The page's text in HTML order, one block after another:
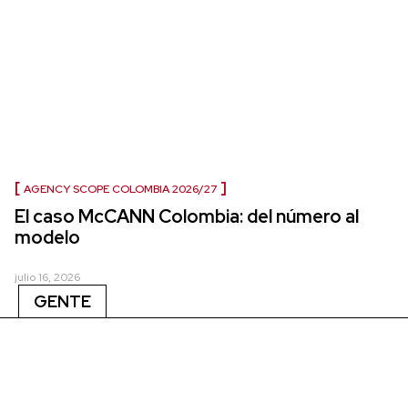
AGENCY SCOPE COLOMBIA 2026/27
El caso McCANN Colombia: del número al
modelo
julio 16, 2026
GENTE